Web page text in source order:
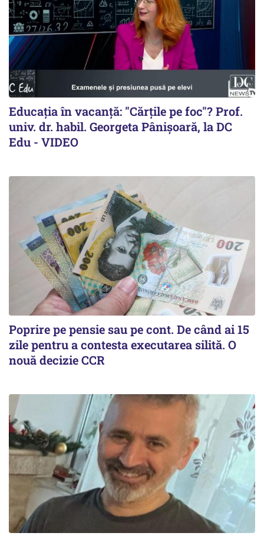
Educația în vacanță: "Cărțile pe foc"? Prof.
univ. dr. habil. Georgeta Pânișoară, la DC
Edu - VIDEO
Poprire pe pensie sau pe cont. De când ai 15
zile pentru a contesta executarea silită. O
nouă decizie CCR